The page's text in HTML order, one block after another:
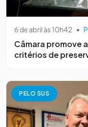
6 de abril às 10h42 •
Câmara promove
critérios de
PELO SUS